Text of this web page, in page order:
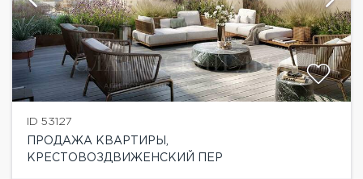
ID 53127
ПРОДАЖА КВАРТИРЫ,
КРЕСТОВОЗДВИЖЕНСКИЙ ПЕР